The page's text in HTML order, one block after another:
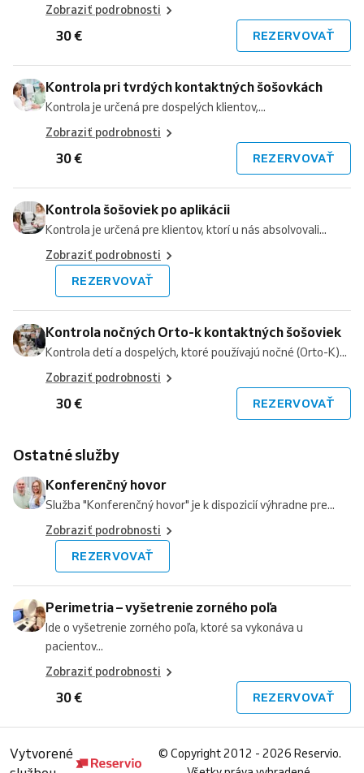
Zobraziť podrobnosti
30 € REZERVOVAŤ
Kontrola pri tvrdých kontaktných šošovkách
Kontrola je určená pre dospelých klientov,...
Zobraziť podrobnosti
30 € REZERVOVAŤ
Kontrola šošoviek po aplikácii
Kontrola je určená pre klientov, ktorí u nás absolvovali...
Zobraziť podrobnosti
REZERVOVAŤ
Kontrola nočných Orto-k kontaktných šošoviek
Kontrola detí a dospelých, ktoré používajú nočné (Orto-K)...
Zobraziť podrobnosti
30 € REZERVOVAŤ
Ostatné služby
Konferenčný hovor
Služba "Konferenčný hovor" je k dispozicií výhradne pre...
Zobraziť podrobnosti
REZERVOVAŤ
Perimetria – vyšetrenie zorného poľa
Ide o vyšetrenie zorného poľa, ktoré sa vykonáva u
pacientov...
Zobraziť podrobnosti
30 € REZERVOVAŤ
Vytvorené
© Copyright 2012 - 2026 Reservio.